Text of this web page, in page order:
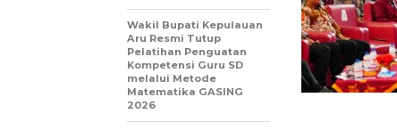
Wakil Bupati Kepulauan
Aru Resmi Tutup
Pelatihan Penguatan
Kompetensi Guru SD
melalui Metode
Matematika GASING
2026